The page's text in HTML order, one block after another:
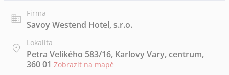
Firma
Savoy Westend Hotel, s.r.o.
Lokalita
Petra Velikého 583/16, Karlovy Vary, centrum,
360 01 Zobrazit na mapě